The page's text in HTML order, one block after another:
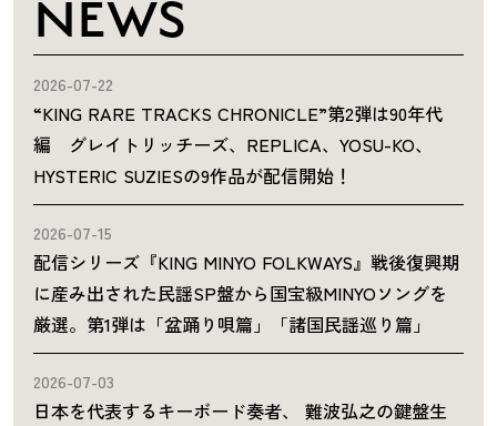
NEWS
2026-07-22
“KING RARE TRACKS CHRONICLE”第2弾は90年代
編 グレイトリッチーズ、REPLICA、YOSU-KO、
HYSTERIC SUZIESの9作品が配信開始！
2026-07-15
配信シリーズ『KING MINYO FOLKWAYS』戦後復興期
に産み出された民謡SP盤から国宝級MINYOソングを
厳選。第1弾は「盆踊り唄篇」「諸国民謡巡り篇」
2026-07-03
日本を代表するキーボード奏者、 難波弘之の鍵盤生